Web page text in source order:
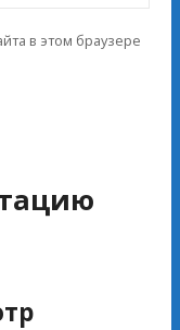
в этом браузере